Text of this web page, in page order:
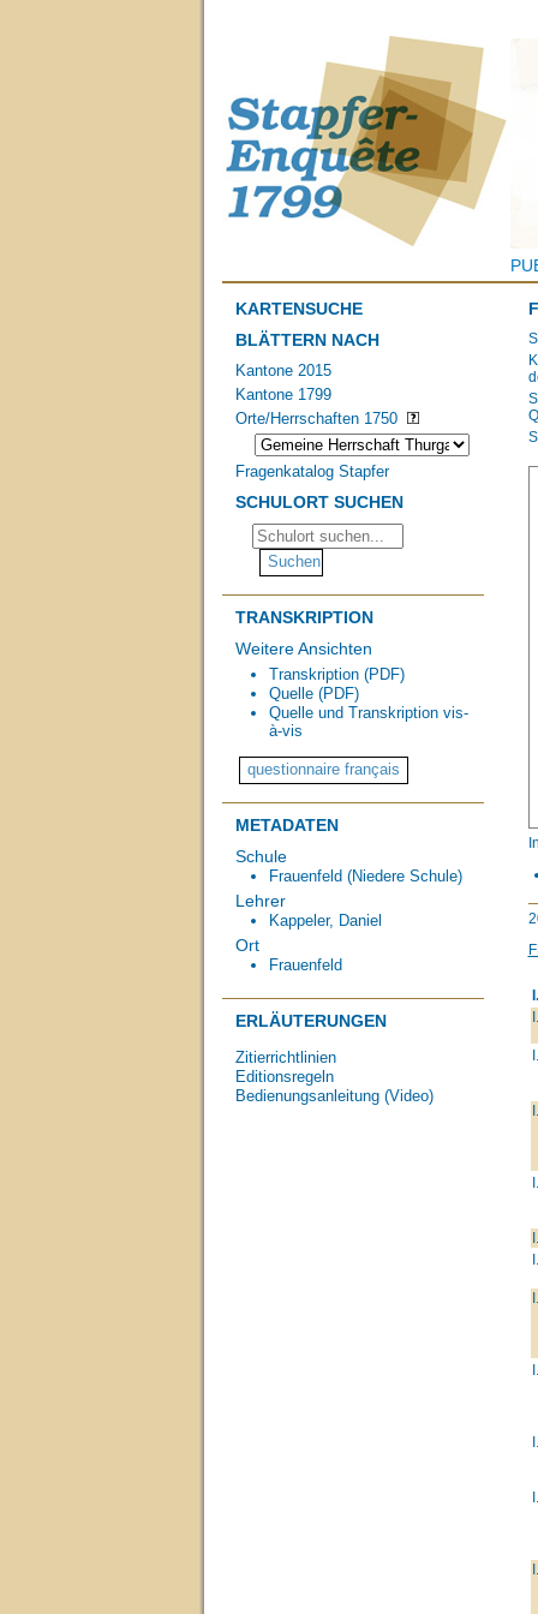
KARTENSUCHE
BLÄTTERN NACH
Kantone 2015
Kantone 1799
Orte/Herrschaften 1750
Fragenkatalog Stapfer
SCHULORT SUCHEN
TRANSKRIPTION
Weitere Ansichten
Transkription (PDF)
Quelle (PDF)
Quelle und Transkription vis-
à-vis
METADATEN
Schule
Frauenfeld (Niedere Schule)
Lehrer
Kappeler, Daniel
Ort
Frauenfeld
ERLÄUTERUNGEN
Zitierrichtlinien
Editionsregeln
Bedienungsanleitung (Video)